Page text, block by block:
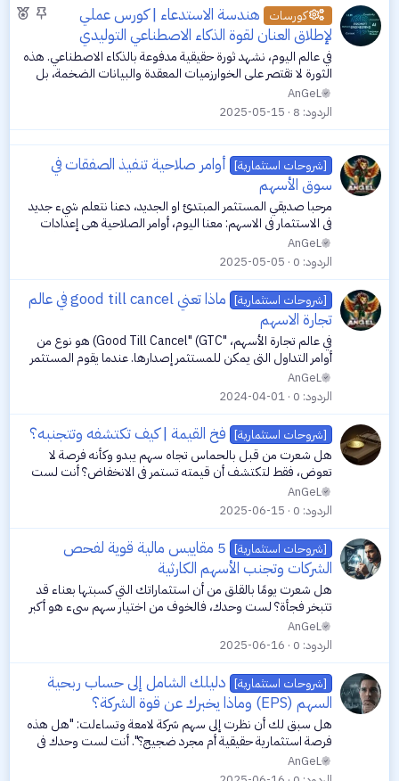
ي
م
ب
ت
م
م
ي
كورسات هندسة الاستدعاء | كورس عملي
لإطلاق العنان لقوة الذكاء الاصطناعي التوليدي
في عالم اليوم، نشهد ثورة حقيقية مدفوعة بالذكاء الاصطناعي. هذه
الثورة لا تقتصر على الخوارزميات المعقدة والبيانات الضخمة، بل
تتجسد أيضًا في قوة الكلمات. نعم، الكلمات! فمن خلال فن توجيه
هذه الكلمات...
AnGeL
الردود 8
2025-05-15
[شروحات استثمارية] أوامر صلاحية تنفيذ الصفقات في
سوق الأسهم
مرحبا صديقي المستثمر المبتدئ او الجديد، دعنا نتعلم شيء جديد
في الاستثمار في الاسهم: معنا اليوم، أوامر الصلاحية هي إعدادات
تحدد مدة بقاء أمر الشراء أو البيع نشطًا في السوق قبل أن يُنفّذ أو
يُلغى...
AnGeL
الردود 0
2025-05-05
[شروحات استثمارية]
ماذا تعني good till cancel في عالم
تجارة الاسهم
في عالم تجارة الأسهم، "Good Till Cancel" (GTC) هو نوع من
أوامر التداول التي يمكن للمستثمر إصدارها. عندما يقوم المستثمر
توفرت الفرصة،...
AnGeL
الردود 0
2024-04-01
[شروحات استثمارية] فخ القيمة | كيف تكتشفه وتتجنبه؟
هل شعرت من قبل بالحماس تجاه سهم يبدو وكأنه فرصة لا
تعوض، فقط لتكتشف أن قيمته تستمر في الانخفاض؟ أنت لست
وحدك. هذا الإحساس المحبط هو بالضبط ما يحدث عندما تقع في
"فخ القيمة"، وهو ما سنساعدك على فهمه...
AnGeL
الردود 0
2025-06-15
[شروحات استثمارية]
5 مقاييس مالية قوية لفحص
الشركات وتجنب الأسهم الكارثية
هل شعرت يومًا بالقلق من أن استثماراتك التي كسبتها بعناء قد
تتبخر فجأة؟ لست وحدك، فالخوف من اختيار سهم سيء هو أكبر
عقبة تواجه الكثيرين. هذا الشعور بالتردد، والخوف من الضغط على
زر "شراء" لسهم قد...
AnGeL
الردود 0
2025-06-16
[شروحات استثمارية] دليلك الشامل إلى حساب ربحية
السهم (EPS) وماذا يخبرك عن قوة الشركة؟
هل سبق لك أن نظرت إلى سهم شركة لامعة وتساءلت: "هل هذه
فرصة استثمارية حقيقية أم مجرد ضجيج؟". أنت لست وحدك في
هذا الشعور، فالكثيرون يجدون صعوبة في فك شيفرة الأرقام المالية
المنتشرة في التقارير...
AnGeL